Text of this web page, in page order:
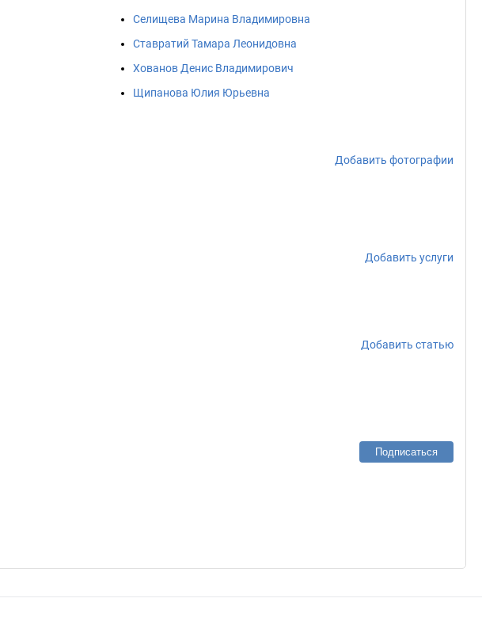
Селищева Марина Владимировна
Ставратий Тамара Леонидовна
Хованов Денис Владимирович
Щипанова Юлия Юрьевна
Добавить фотографии
Добавить услуги
Добавить статью
Подписаться